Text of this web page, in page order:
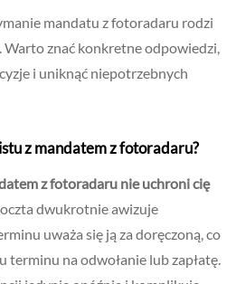
mandatu z fotoradaru rodzi
znać konkretne odpowiedzi,
i uniknąć niepotrzebnych
z mandatem z fotoradaru?
z fotoradaru nie uchroni cię
dwukrotnie awizuje
uważa się ją za doręczoną, co
terminu na odwołanie lub zapłatę.